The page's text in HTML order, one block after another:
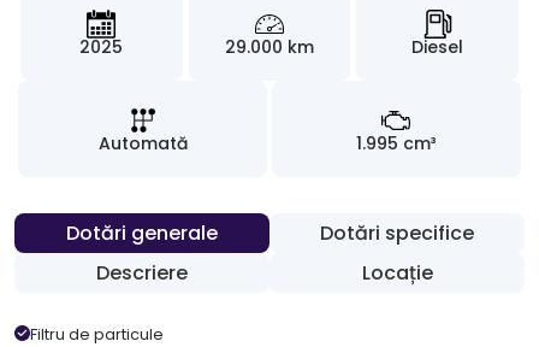
2025 29.000 km Diesel
Automată 1.995 cm³
Dotări generale
Dotări specifice
Descriere
Locație
Filtru de particule